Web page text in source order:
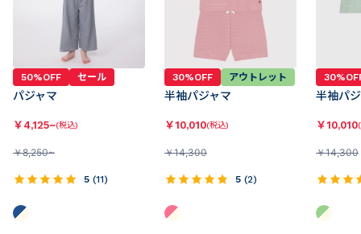
50%OFF セール
パジャマ
￥ 4,125~(税込)
￥8,250~
5 (11)
30%OFF アウトレット
半袖パジャマ
￥10,010(税込)
￥14,300
5 (2)
半袖パ
￥10,010
￥14,300